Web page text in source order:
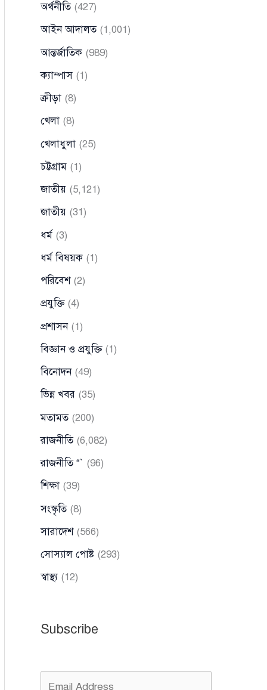
অর্থনীতি(427)
আইন আদালত(1,001)
আন্তর্জাতিক (989)
ক্যাম্পাস (1)
ক্রীড়া (8)
খেলা (8)
খেলাধুলা (25)
চট্টগ্রাম (1)
জাতীয় (5,121)
জাতীয় (31)
ধর্ম (3)
ধর্ম বিষয়ক (1)
পরিবেশ(2)
প্রযুক্তি(4)
প্রশাসন(1)
বিজ্ঞান ও প্রযুক্তি(1)
বিনোদন(49)
ভিন্ন খবর (35)
মতামত(200)
রাজনীতি(6,082)
রাজনীতি “` (96)
শিক্ষা (39)
সংস্কৃতি(8)
সারাদেশ(566)
সোস্যাল পোষ্ট (293)
স্বাস্থ্য (12)
Subscribe